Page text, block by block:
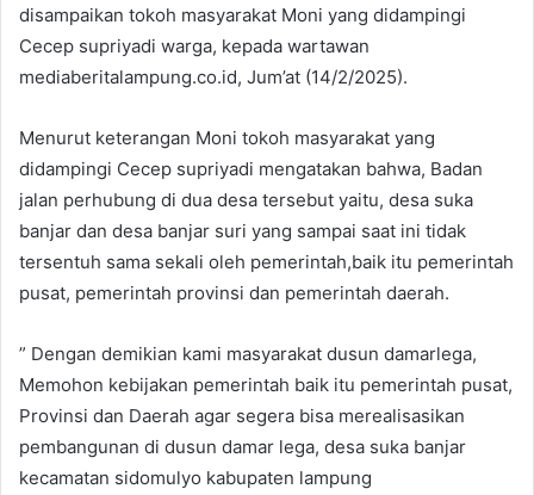
disampaikan tokoh masyarakat Moni yang didampingi
Cecep supriyadi warga, kepada wartawan
mediaberitalampung.co.id, Jum’at (14/2/2025).
Menurut keterangan Moni tokoh masyarakat yang
didampingi Cecep supriyadi mengatakan bahwa, Badan
jalan perhubung di dua desa tersebut yaitu, desa suka
banjar dan desa banjar suri yang sampai saat ini tidak
tersentuh sama sekali oleh pemerintah,baik itu pemerintah
pusat, pemerintah provinsi dan pemerintah daerah.
” Dengan demikian kami masyarakat dusun damarlega,
Memohon kebijakan pemerintah baik itu pemerintah pusat,
Provinsi dan Daerah agar segera bisa merealisasikan
pembangunan di dusun damar lega, desa suka banjar
kecamatan sidomulyo kabupaten lampung